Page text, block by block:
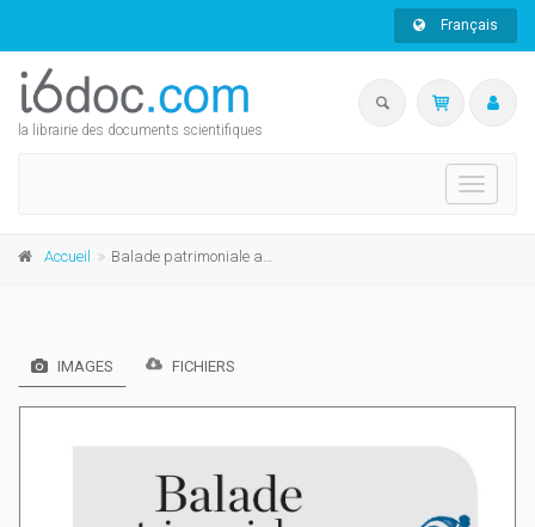
Français
la librairie des documents scientifiques
Toggle
Accueil Balade patrimoniale au coeur des Sciences et des Lettres
IMAGES FICHIERS